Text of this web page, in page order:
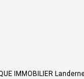
IMMOBILIER